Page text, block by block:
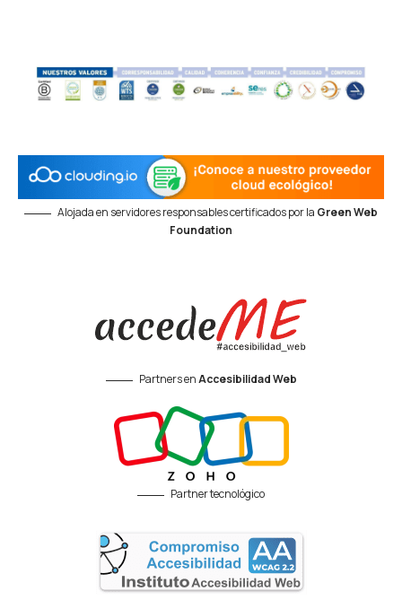
Alojada en servidores responsables certificados por la Green Web
Foundation
Partners enAccesibilidad Web
Partner tecnológico